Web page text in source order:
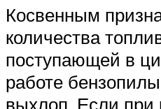
Косвенным
количества
поступающей в
работе
выхлоп. Если при